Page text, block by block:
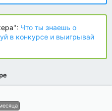
Что ты знаешь о
в конкурсе и выигрывай